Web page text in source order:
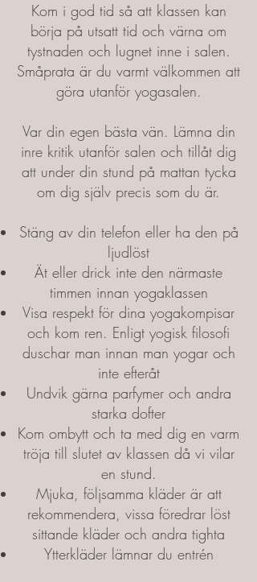
Kom i god tid så att klassen kan
börja på utsatt tid och värna om
tystnaden och lugnet inne i salen.
Småprata är du varmt välkommen att
göra utanför yogasalen.
Var din egen bästa vän. Lämna din
inre kritik utanför salen och tillåt dig
att under din stund på mattan tycka
om dig själv precis som du är.
Stäng av din telefon eller ha den på
ljudlöst​
Ät eller drick inte den närmaste
timmen innan yogaklassen​
Visa respekt för dina yogakompisar
och kom ren. Enligt yogisk filosofi
duschar man innan man yogar och
inte efteråt​
Undvik gärna parfymer och andra
starka dofter​
Kom ombytt och ta med dig en varm
tröja till slutet av klassen då vi vilar
en stund.​
Mjuka, följsamma kläder är att
rekommendera, vissa föredrar löst
sittande kläder och andra tighta​
Ytterkläder lämnar du entrén